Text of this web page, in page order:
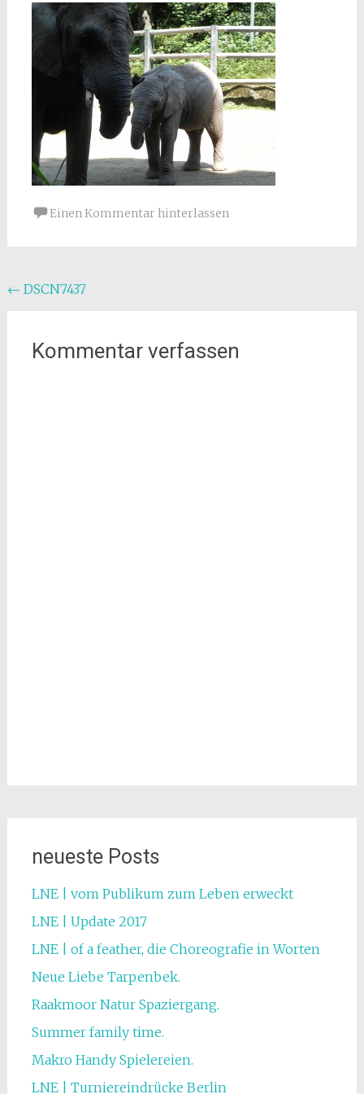
Einen Kommentar hinterlassen
Beitragsnavigation
← DSCN7437
Kommentar verfassen
neueste Posts
LNE | vom Publikum zum Leben erweckt
LNE | Update 2017
LNE | of a feather, die Choreografie in Worten
Neue Liebe Tarpenbek.
Raakmoor Natur Spaziergang.
Summer family time.
Makro Handy Spielereien.
LNE | Turniereindrücke Berlin